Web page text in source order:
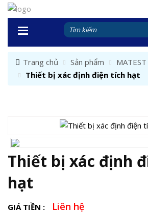
Trang chủ Sản phẩm
Thiết bị xác định điện tích hạt
Thiết bị xác định
hạt
GIÁ TIỀN : Liên hệ